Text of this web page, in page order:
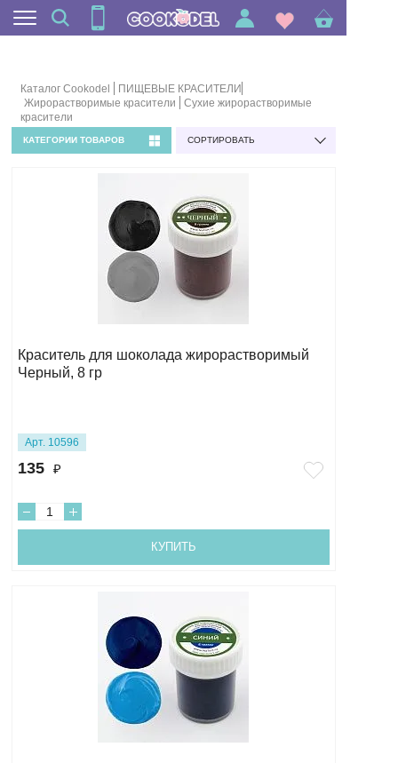
Каталог Cookodel
ПИЩЕВЫЕ КРАСИТЕЛИ
Жирорастворимые красители
Сухие жирорастворимые
красители
КАТЕГОРИИ ТОВАРОВ СОРТИРОВАТЬ
Краситель для шоколада жирорастворимый
Черный, 8 гр
Арт. 10596
135 ₽
КУПИТЬ